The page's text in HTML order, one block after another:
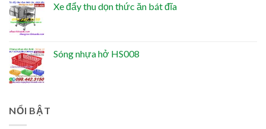
Xe đẩy thu dọn thức ăn bát đĩa
Sóng nhựa hở HS008
NỔI BẬT